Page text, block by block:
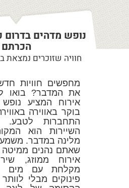
נופש מדהים בדרום
הכרתם
חוויה שזוכרים נמצאת
מחפשים חוויות
את המדבר? בואו
אירוח המציע
בוקר באווירה
התחברות לטבע.
השיירות הוא
מלינה במדבר.
שאתם נהנים
אירוח ממוזג,
מקלחת עם מים
פינוקים מבלי